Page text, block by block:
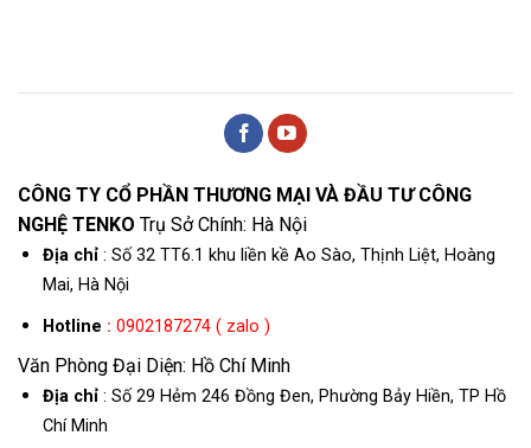
CÔNG TY CỔ PHẦN THƯƠNG MẠI VÀ ĐẦU TƯ CÔNG
NGHỆ TENKO Trụ Sở Chính: Hà Nội
Địa chỉ: Số 32 TT6.1 khu liền kề Ao Sào, Thịnh Liệt, Hoàng
Mai, Hà Nội
Hotline : 0902187274 ( zalo )
Văn Phòng Đại Diện: Hồ Chí Minh
Địa chỉ: Số 29 Hẻm 246 Đồng Đen, Phường Bảy Hiền, TP Hồ
Chí Minh